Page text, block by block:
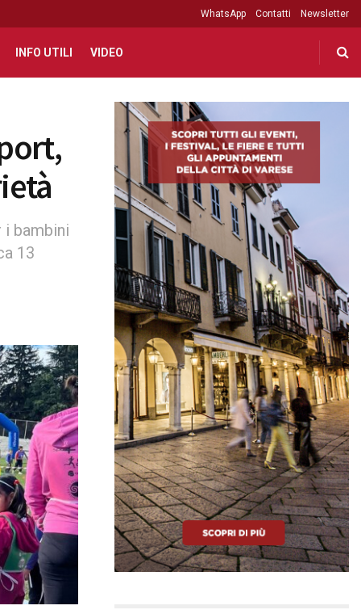
WhatsApp Contatti Newsletter
INFO UTILI VIDEO
bambini
13